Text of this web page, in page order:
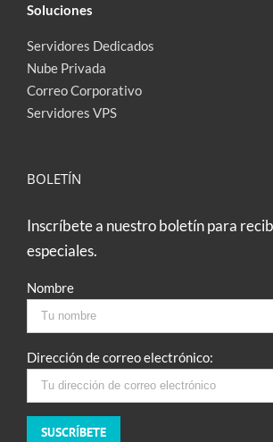
Soluciones
Servidores Dedicados
Nube Privada
Correo Corporativo
Servidores VPS
BOLETÍN
Inscríbete a nuestro boletín para
especiales.
Nombre
Dirección de correo electrónico: